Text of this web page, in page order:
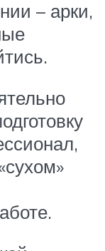
– арки,